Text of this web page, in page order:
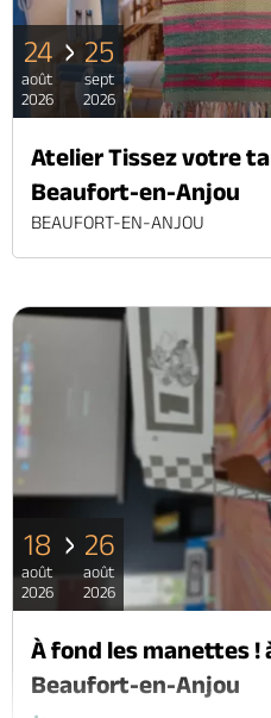
24
août
2026
25
sept
2026
Atelier Tissez votre
Beaufort-en-Anjou
BEAUFORT-EN-ANJOU
18
août
2026
26
août
2026
À fond les manettes !
Beaufort-en-Anjou